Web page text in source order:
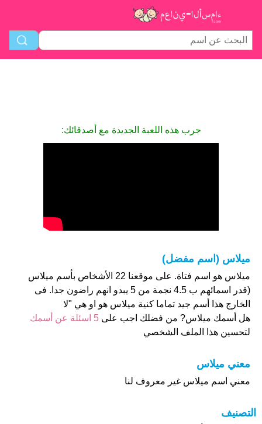
جرب هذه اللعبة الجديدة مع أصدقائك:
ميلاس (اسم مفضل)
ميلاس هو اسم فتاة. على موقعنا 22 الأشخاص بأسم ميلاس
(قدر اسمائهم ب 4.5 نجمة من 5 يبدو انهم راضون جدا. فى
الخارج هذا أسم جيد تماما كنية ميلاس هو او هي "لا
هل أسمك ميلاس? من فضلك اجب على 5 اسئلة عن أسمك
لتحسين هذا الملف الشخصي
معني ميلاس
معني اسم ميلاس غير معروف لنا
التصنيف